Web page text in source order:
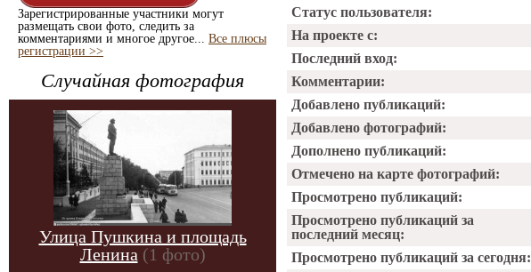
Зарегистрированные участники могут
размещать свои фото, следить за
комментариями и многое другое... Все плюсы
регистрации >>
Случайная фотография
Улица Пушкина и площадь
Ленина (1 фото)
Статус пользователя:
На проекте с:
Последний вход:
Комментарии:
Добавлено публикаций:
Добавлено фотографий:
Дополнено публикаций:
Отмечено на карте фотографий:
Просмотрено публикаций:
Просмотрено публикаций за
последний месяц:
Просмотрено публикаций за сегодня: